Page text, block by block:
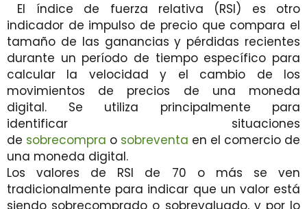
El índice de fuerza relativa (RSI) es otro
indicador de impulso de precio que compara el
tamaño de las ganancias y pérdidas recientes
durante un período de tiempo específico para
calcular la velocidad y el cambio de los
movimientos de precios de una moneda
digital. Se utiliza principalmente para
identificar situaciones
de sobrecompra o sobreventa en el comercio de
una moneda digital.
Los valores de RSI de 70 o más se ven
tradicionalmente para indicar que un valor está